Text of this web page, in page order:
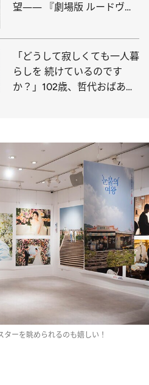
望―― 『劇場版 ルードヴィ
「どうして寂しくても一人暮
らしを 続けているのです
か？」102歳、哲代おばあち
ーを眺められるのも嬉しい！